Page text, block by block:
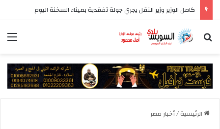
كامل الوزير وزير النقل يجري جولة تفقدية بميناء السخنة اليوم
بحث عن
الرئيسية/أخبار مصر